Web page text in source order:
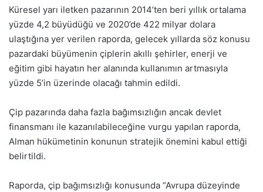
Küresel yarı iletken pazarının 2014’ten beri yıllık ortalama
yüzde 4,2 büyüdüğü ve 2020’de 422 milyar dolara
ulaştığına yer verilen raporda, gelecek yıllarda söz konusu
pazardaki büyümenin çiplerin akıllı şehirler, enerji ve
eğitim gibi hayatın her alanında kullanımın artmasıyla
yüzde 5’in üzerinde olacağı tahmin edildi.
Çip pazarında daha fazla bağımsızlığın ancak devlet
finansmanı ile kazanılabileceğine vurgu yapılan raporda,
Alman hükümetinin konunun stratejik önemini kabul ettiği
belirtildi.
Raporda, çip bağımsızlığı konusunda “Avrupa düzeyinde